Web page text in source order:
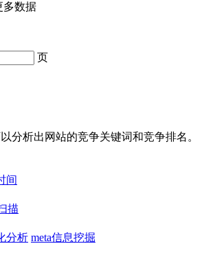
多数据
页
分析出网站的竞争关键词和竞争排名。
间
描
分析 meta信息挖掘